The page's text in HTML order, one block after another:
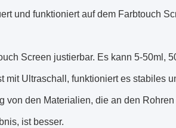
und funktioniert auf dem Farbtouch
Screen justierbar. Es kann 5-50ml,
mit Ultraschall, funktioniert es stabiles
von den Materialien, die an den
ist besser.